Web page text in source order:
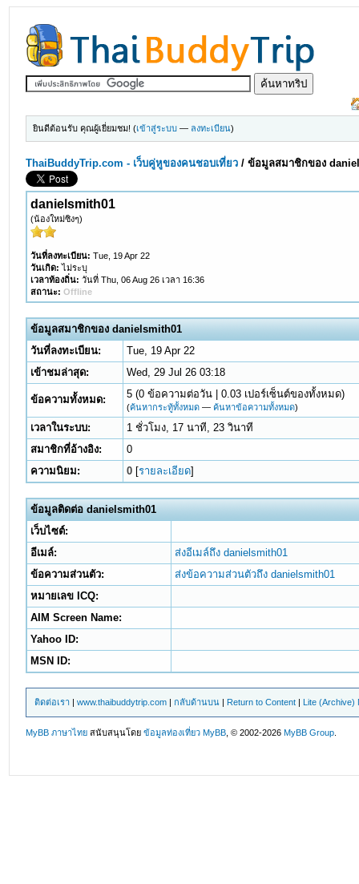
ยินดีต้อนรับ คุณผู้เยี่ยมชม! (เข้าสู่ระบบ — ลงทะเบียน)
ThaiBuddyTrip.com - เว็บคู่หูของคนชอบเที่ยว /ข้อมูลสมาชิกของ
danielsmith01
(น้องใหม่ซิงๆ)
วันที่ลงทะเบียน: Tue, 19 Apr 22
วันเกิด: ไม่ระบุ
เวลาท้องถิ่น: วันที่ Thu, 06 Aug 26 เวลา 16:36
สถานะ: Offline
ข้อมูลสมาชิกของ danielsmith01
วันที่ลงทะเบียน:
Tue, 19 Apr 22
เข้าชมล่าสุด:
Wed, 29 Jul 26 03:18
ข้อความทั้งหมด: 5 (0 ข้อความต่อวัน | 0.03 เปอร์เซ็นต์ของทั้งหมด)
(ค้นหากระทู้ทั้งหมด — ค้นหาข้อความทั้งหมด)
เวลาในระบบ:
1 ชั่วโมง, 17 นาที, 23 วินาที
สมาชิกที่อ้างอิง:
0
ความนิยม:
0 [รายละเอียด]
ข้อมูลติดต่อ danielsmith01
เว็บไซต์:
อีเมล์:
ส่งอีเมล์ถึง danielsmith01
ข้อความส่วนตัว:
ส่งข้อความส่วนตัวถึง danielsmith01
หมายเลข ICQ:
AIM Screen Name:
Yahoo ID:
MSN ID:
ติดต่อเรา |www.thaibuddytrip.com |กลับด้านบน | Return to Content | Lite (Archive)
MyBB ภาษาไทย สนับสนุนโดยข้อมูลท่องเที่ยว MyBB , © 2002-2026MyBB Group